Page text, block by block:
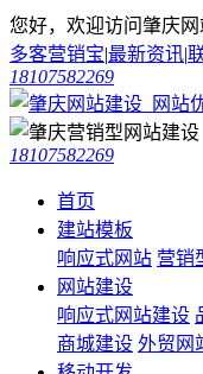
您好，欢迎访问肇庆
多客营销宝|最新资讯|
18107582269
18107582269
首页
建站模板
响应式网站 营销
网站建设
响应式网站建设
商城建设 外贸网